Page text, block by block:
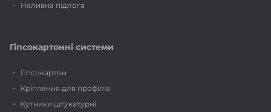
Наливна підлога
Гіпсокартонні системи
Гіпсокартон
Кріплення для профілів
Кутники штукатурні